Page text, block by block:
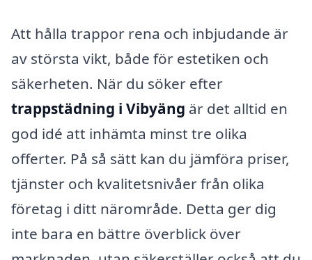
Att hålla trappor rena och inbjudande är
av största vikt, både för estetiken och
säkerheten. När du söker efter
trappstädning i Vibyäng är det alltid en
god idé att inhämta minst tre olika
offerter. På så sätt kan du jämföra priser,
tjänster och kvalitetsnivåer från olika
företag i ditt närområde. Detta ger dig
inte bara en bättre överblick över